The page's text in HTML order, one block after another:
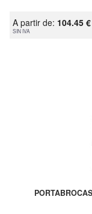
A partir de: 104.45 €
SIN IVA